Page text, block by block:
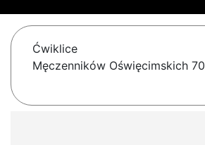
Ćwiklice
Męczenników Oświęcimskich 70